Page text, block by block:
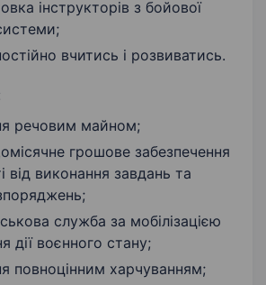
інструкторів з бойової
вчитись і розвиватись.
речовим майном;
грошове забезпечення
від виконання завдань та
служба за мобілізацією
дії воєнного стану;
повноцінним харчуванням;